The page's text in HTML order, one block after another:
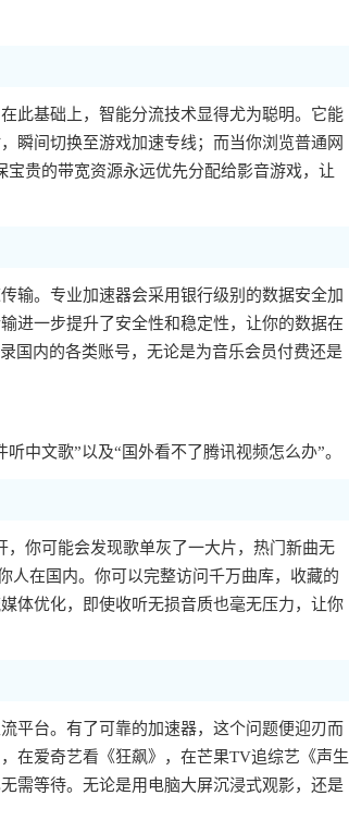
此基础上，智能分流技术显得尤为聪明。它能
瞬间切换至游戏加速专线；而当你浏览普通网
贵的带宽资源永远优先分配给影音游戏，让
输。专业加速器会采用银行级别的数据安全加
进一步提升了安全性和稳定性，让你的数据在
国内的各类账号，无论是为音乐会员付费还是
中文歌”以及“国外看不了腾讯视频怎么办”。
你可能会发现歌单灰了一大片，热门新曲无
人在国内。你可以完整访问千万曲库，收藏的
体优化，即使收听无损音质也毫无压力，让你
平台。有了可靠的加速器，这个问题便迎刃而
在爱奇艺看《狂飙》，在芒果TV追综艺《声生
需等待。无论是用电脑大屏沉浸式观影，还是